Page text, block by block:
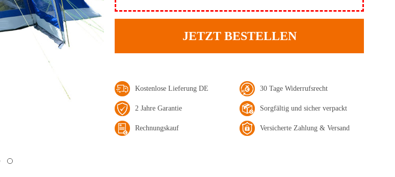
JETZT BESTELLEN
Kostenlose Lieferung DE
2 Jahre Garantie
Rechnungskauf
30 Tage Widerrufsrecht
Sorgfältig und sicher verpackt
Versicherte Zahlung & Versand